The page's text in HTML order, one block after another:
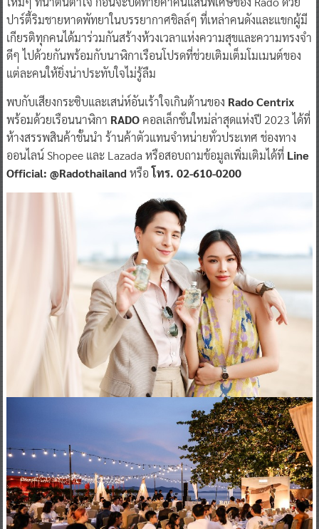
ปาร์ตี้ริมชายหาดพัทยาในบรรยากาศชิลล์ๆ ที่เหล่าคนดังและแขกผู้มี
เกียรติทุกคนได้มาร่วมกันสร้างห้วงเวลาแห่งความสุขและความทรงจำ
ดีๆ ไปด้วยกันพร้อมกับนาฬิกาเรือนโปรดที่ช่วยเติมเต็มโมเมนต์ของ
แต่ละคนให้ยิ่งน่าประทับใจไม่รู้ลืม
พบกับเสียงกระซิบและเสน่ห์อันเร้าใจเกินต้านของ Rado Centrix
พร้อมด้วยเรือนนาฬิกา RADOคอลเล็กชั่นใหม่ล่าสุดแห่งปี 2023 ได้ที่
ห้างสรรพสินค้าชั้นนำ ร้านค้าตัวแทนจำหน่ายทั่วประเทศ ช่องทาง
ออนไลน์ Shopee และ Lazada หรือสอบถามข้อมูลเพิ่มเติมได้ที่ Line
Official: @Radothailand หรือ โทร. 02-610-0200